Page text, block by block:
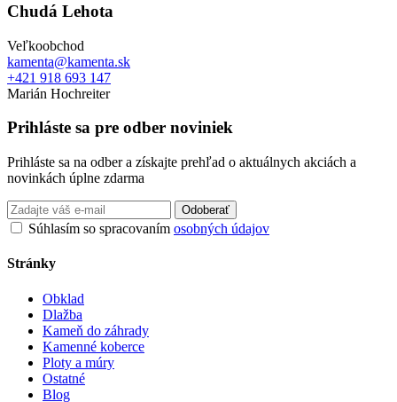
Chudá Lehota
Veľkoobchod
kamenta@kamenta.sk
+421 918 693 147
Marián Hochreiter
Prihláste sa pre odber noviniek
Prihláste sa na odber a získajte prehľad o aktuálnych akciách a
novinkách úplne zdarma
Odoberať
Súhlasím so spracovaním osobných údajov
Stránky
Obklad
Dlažba
Kameň do záhrady
Kamenné koberce
Ploty a múry
Ostatné
Blog